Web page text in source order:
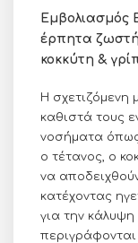
Εμβολιασμός
έρπητα
κοκκύτη &
H σχετιζόμενη
καθιστά τους
νοσήματα
ο τέτανος, ο
να
κατέχοντας
για την